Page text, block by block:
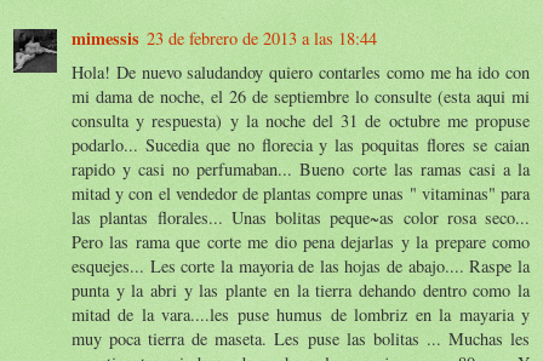
mimessis 23 de febrero de 2013 a las 18:44
Hola! De nuevo saludandoy quiero contarles como me ha ido con
mi dama de noche, el 26 de septiembre lo consulte (esta aqui mi
consulta y respuesta) y la noche del 31 de octubre me propuse
podarlo... Sucedia que no florecia y las poquitas flores se caian
rapido y casi no perfumaban... Bueno corte las ramas casi a la
mitad y con el vendedor de plantas compre unas " vitaminas" para
las plantas florales... Unas bolitas peque~as color rosa seco...
Pero las rama que corte me dio pena dejarlas y la prepare como
esquejes... Les corte la mayoria de las hojas de abajo.... Raspe la
punta y la abri y las plante en la tierra dehando dentro como la
mitad de la vara....les puse humus de lombriz en la mayaria y
muy poca tierra de maseta. Les puse las bolitas ... Muchas les